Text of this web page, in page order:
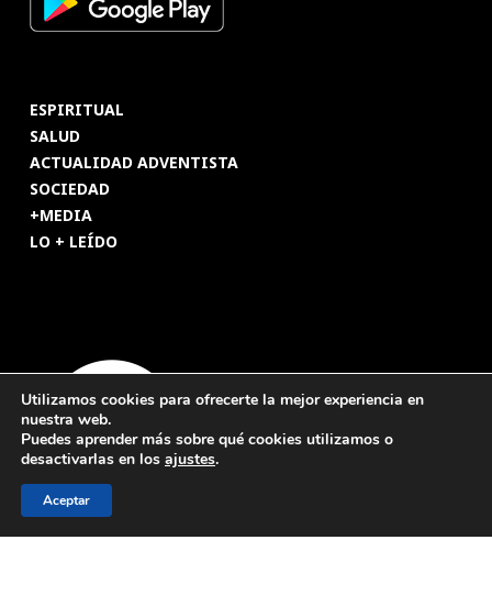
ESPIRITUAL
SALUD
ACTUALIDAD ADVENTISTA
SOCIEDAD
+MEDIA
LO + LEÍDO
Utilizamos cookies para ofrecerte la mejor experiencia en
nuestra web.
Puedes aprender más sobre qué cookies utilizamos o
desactivarlas en los ajustes.
Aceptar